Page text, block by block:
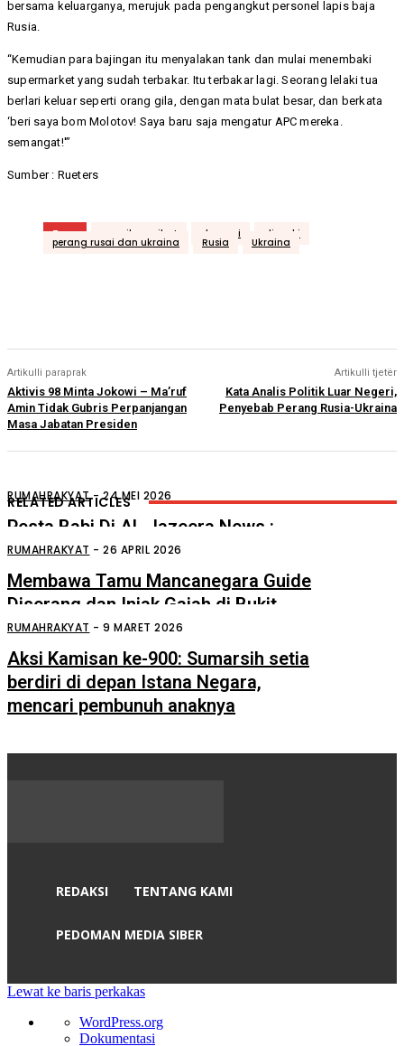
bersama keluarganya, merujuk pada pengangkut personel lapis baja
Rusia.
“Kemudian para bajingan itu menyalakan tank dan mulai menembaki
supermarket yang sudah terbakar. Itu terbakar lagi. Seorang lelaki tua
berlari keluar seperti orang gila, dengan mata bulat besar, dan berkata
‘beri saya bom Molotov! Saya baru saja mengatur APC mereka.
semangat!'”
Sumber : Rueters
Tags amerika serikat ekonomi oligarki
perang rusai dan ukraina Rusia Ukraina
Artikulli paraprak
Aktivis 98 Minta Jokowi – Ma’ruf
Amin Tidak Gubris Perpanjangan
Masa Jabatan Presiden
Artikulli tjetër
Kata Analis Politik Luar Negeri,
Penyebab Perang Rusia-Ukraina
RELATED ARTICLES
RUMAHRAKYAT - 24 MEI 2026
Pesta Babi Di AL Jazeera News :
Pesta Babi Go International
RUMAHRAKYAT - 26 APRIL 2026
Membawa Tamu Mancanegara Guide
Diserang dan Injak Gajah di Bukit
Lawang
RUMAHRAKYAT - 9 MARET 2026
Aksi Kamisan ke-900: Sumarsih setia
berdiri di depan Istana Negara,
mencari pembunuh anaknya
REDAKSI TENTANG KAMI
PEDOMAN MEDIA SIBER
Lewat ke baris perkakas
Tentang
WordPress
WordPress.org
Dokumentasi